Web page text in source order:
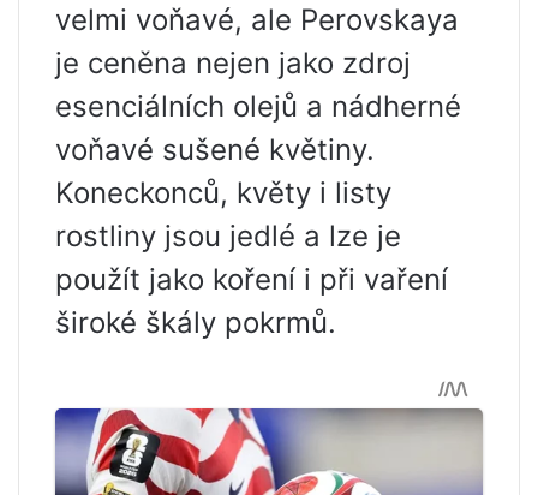
velmi voňavé, ale Perovskaya
je ceněna nejen jako zdroj
esenciálních olejů a nádherné
voňavé sušené květiny.
Koneckonců, květy i listy
rostliny jsou jedlé a lze je
použít jako koření i při vaření
široké škály pokrmů.